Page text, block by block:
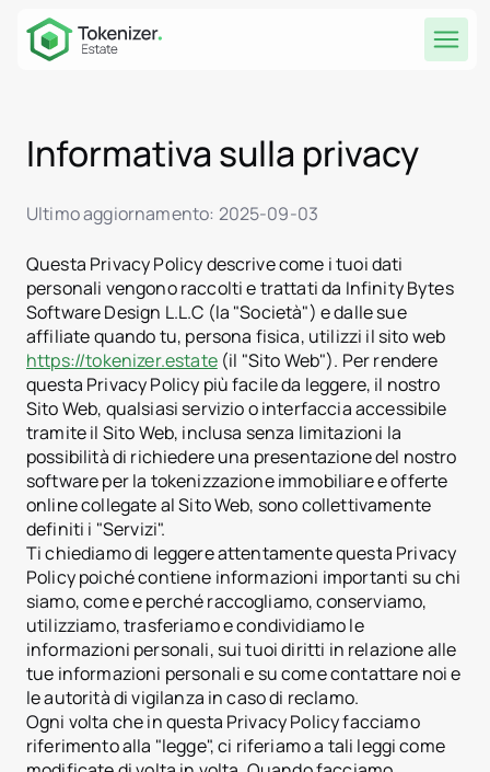
Informativa sulla privacy
Ultimo aggiornamento: 2025‑09‑03
Questa Privacy Policy descrive come i tuoi dati
personali vengono raccolti e trattati da Infinity Bytes
Software Design L.L.C (la "Società") e dalle sue
affiliate quando tu, persona fisica, utilizzi il sito web
https://tokenizer.estate(il "Sito Web"). Per rendere
questa Privacy Policy più facile da leggere, il nostro
Sito Web, qualsiasi servizio o interfaccia accessibile
tramite il Sito Web, inclusa senza limitazioni la
possibilità di richiedere una presentazione del nostro
software per la tokenizzazione immobiliare e offerte
online collegate al Sito Web, sono collettivamente
definiti i "Servizi".
Ti chiediamo di leggere attentamente questa Privacy
Policy poiché contiene informazioni importanti su chi
siamo, come e perché raccogliamo, conserviamo,
utilizziamo, trasferiamo e condividiamo le
informazioni personali, sui tuoi diritti in relazione alle
tue informazioni personali e su come contattare noi e
le autorità di vigilanza in caso di reclamo.
Ogni volta che in questa Privacy Policy facciamo
riferimento alla "legge", ci riferiamo a tali leggi come